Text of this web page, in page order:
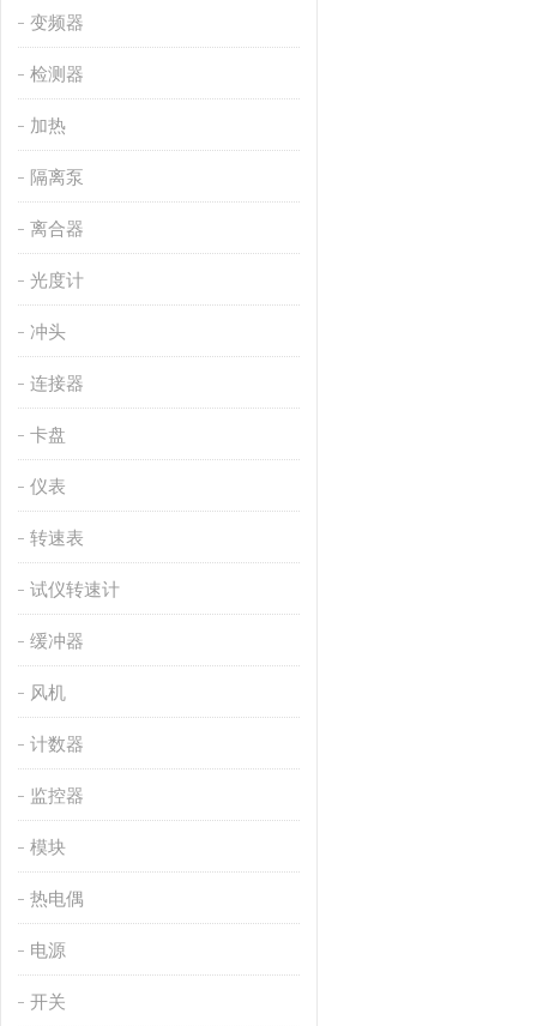
变频器
检测器
加热
隔离泵
离合器
光度计
冲头
连接器
卡盘
仪表
转速表
试仪转速计
缓冲器
风机
计数器
监控器
模块
热电偶
电源
开关